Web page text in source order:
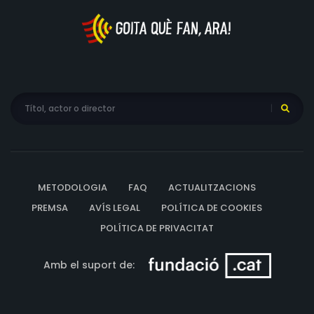
METODOLOGIA FAQ
ACTUALITZACIONS
PREMSA
AVÍS LEGAL
POLÍTICA DE COOKIES
POLÍTICA DE PRIVACITAT
Amb el suport de: